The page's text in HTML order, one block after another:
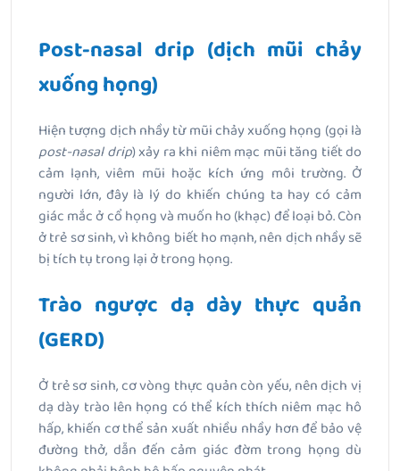
Post-nasal drip (dịch mũi chảy
xuống họng)
Hiện tượng dịch nhầy từ mũi chảy xuống họng (gọi là
post-nasal drip) xảy ra khi niêm mạc mũi tăng tiết do
cảm lạnh, viêm mũi hoặc kích ứng môi trường. Ở
người lớn, đây là lý do khiến chúng ta hay có cảm
giác mắc ở cổ họng và muốn ho (khạc) để loại bỏ. Còn
ở trẻ sơ sinh, vì không biết ho mạnh, nên dịch nhầy sẽ
bị tích tụ trong lại ở trong họng.
Trào ngược dạ dày thực quản
(GERD)
Ở trẻ sơ sinh, cơ vòng thực quản còn yếu, nên dịch vị
dạ dày trào lên họng có thể kích thích niêm mạc hô
hấp, khiến cơ thể sản xuất nhiều nhầy hơn để bảo vệ
đường thở, dẫn đến cảm giác đờm trong họng dù